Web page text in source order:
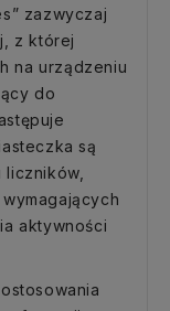
zazwyczaj
z której
na urządzeniu
do
są
aktywności